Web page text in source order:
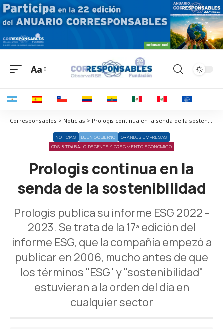
Aa
Corresponsables > Noticias > Prologis continua en la senda de la sostenibilidad
NOTICIAS BUEN GOBIERNO
GRANDES EMPRESAS
ODS 8 TRABAJO DECENTE Y CRECIMIENTO ECONÓMICO
Prologis continua en la
senda de la sostenibilidad
Prologis publica su informe ESG 2022 -
2023. Se trata de la 17ª edición del
informe ESG, que la compañía empezó a
publicar en 2006, mucho antes de que
los términos "ESG" y "sostenibilidad"
estuvieran a la orden del día en
cualquier sector